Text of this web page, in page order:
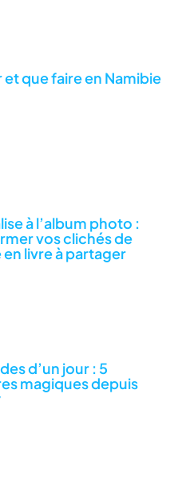
et que faire en Namibie
à l’album photo :
vos clichés de
livre à partager
d’un jour : 5
magiques depuis